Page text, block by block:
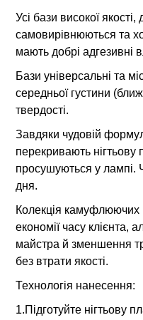
Усі бази високої
самовирівнюються та
мають добрі адгезивні
Бази універсальні та
середньої густини
твердості.
Завдяки чудовій
перекривають нігтьову
просушуються у лампі.
дня.
Колекція камуфлюючих
економії часу клієнта,
майстра й зменшення
без втрати якості.
Технологія нанесення:
1.Підготуйте нігтьову